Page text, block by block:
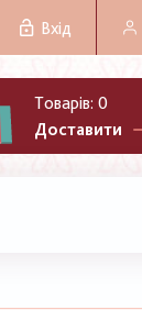
Вхід
Товарів: 0
Доставити